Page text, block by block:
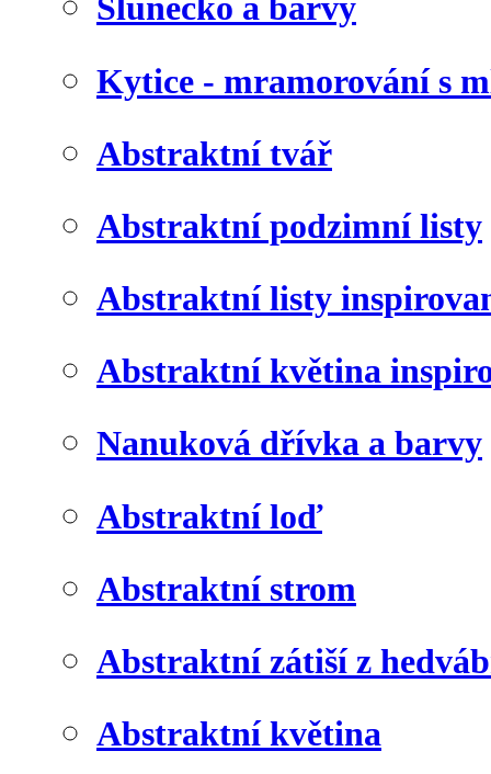
Slunéčko a barvy
Kytice - mramorování s
Abstraktní tvář
Abstraktní podzimní listy
Abstraktní listy
Abstraktní květina
Nanuková dřívka a barvy
Abstraktní loď
Abstraktní strom
Abstraktní zátiší z
Abstraktní květina